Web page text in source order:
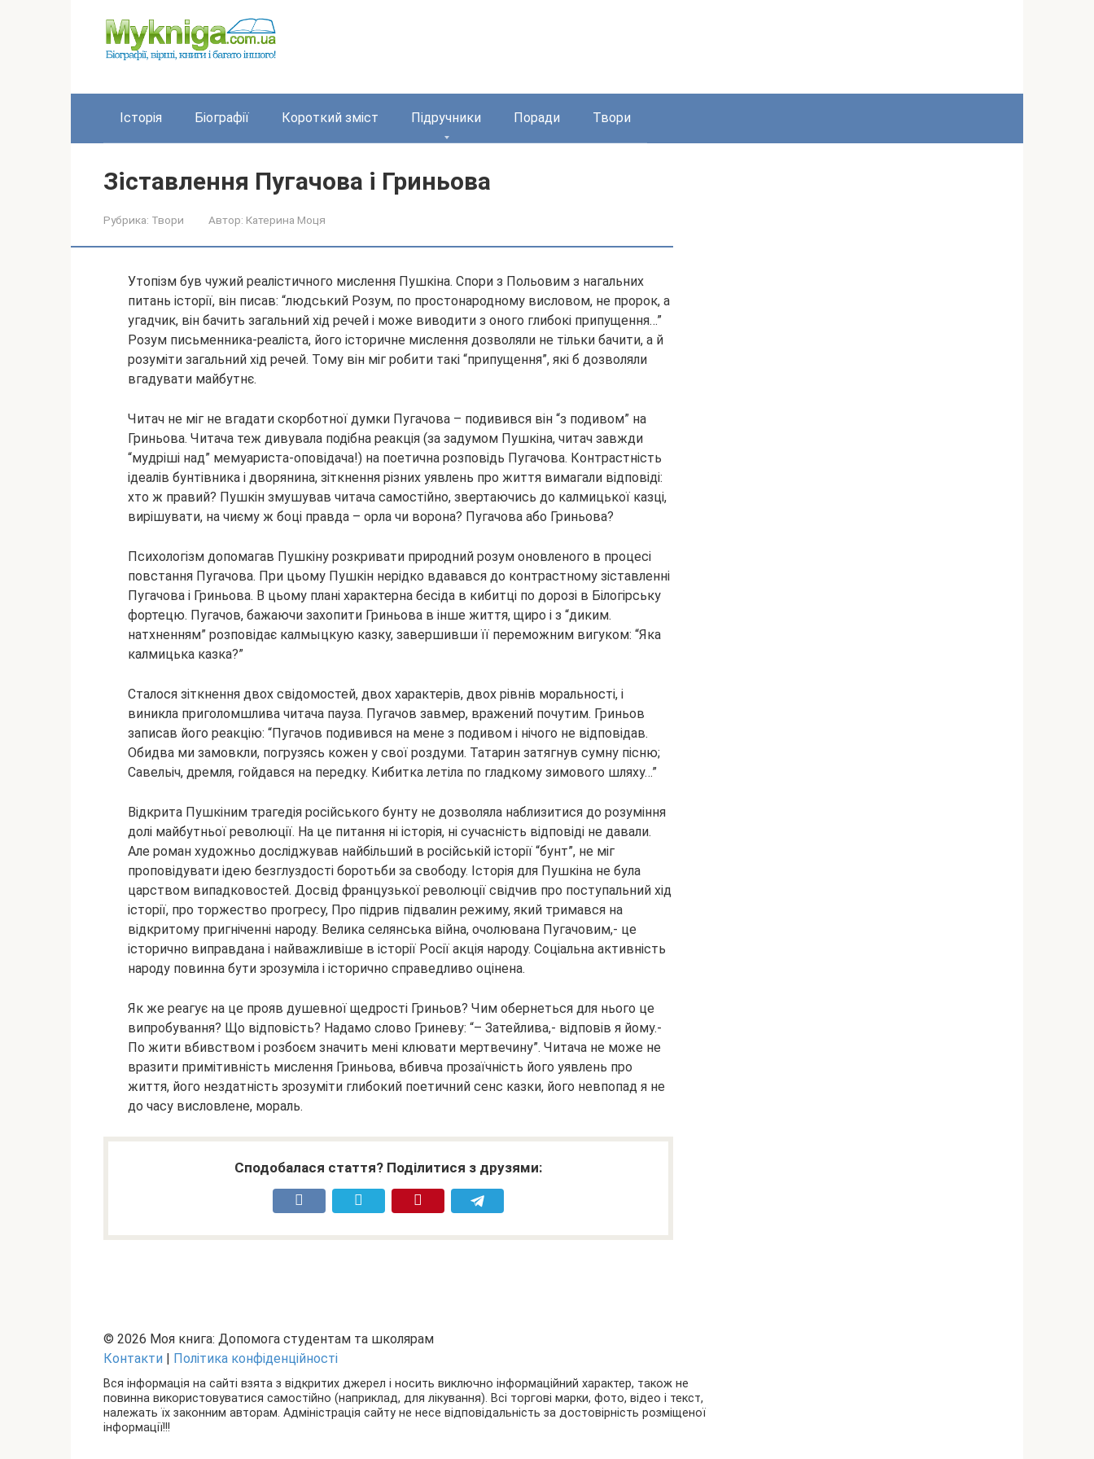
Історія Біографії Короткий зміст Підручники Поради Твори
Зіставлення Пугачова і Гриньова
Рубрика: Твори Автор: Катерина Моця
Утопізм був чужий реалістичного мислення Пушкіна. Спори з Польовим з нагальних
питань історії, він писав: “людський Розум, по простонародному висловом, не пророк, а
угадчик, він бачить загальний хід речей і може виводити з оного глибокі припущення…”
Розум письменника-реаліста, його історичне мислення дозволяли не тільки бачити, а й
розуміти загальний хід речей. Тому він міг робити такі “припущення”, які б дозволяли
вгадувати майбутнє.
Читач не міг не вгадати скорботної думки Пугачова – подивився він “з подивом” на
Гриньова. Читача теж дивувала подібна реакція (за задумом Пушкіна, читач завжди
“мудріші над” мемуариста-оповідача!) на поетична розповідь Пугачова. Контрастність
ідеалів бунтівника і дворянина, зіткнення різних уявлень про життя вимагали відповіді:
хто ж правий? Пушкін змушував читача самостійно, звертаючись до калмицької казці,
вирішувати, на чиєму ж боці правда – орла чи ворона? Пугачова або Гриньова?
Психологізм допомагав Пушкіну розкривати природний розум оновленого в процесі
повстання Пугачова. При цьому Пушкін нерідко вдавався до контрастному зіставленні
Пугачова і Гриньова. В цьому плані характерна бесіда в кибитці по дорозі в Білогірську
фортецю. Пугачов, бажаючи захопити Гриньова в інше життя, щиро і з “диким.
натхненням” розповідає калмыцкую казку, завершивши її переможним вигуком: “Яка
калмицька казка?”
Сталося зіткнення двох свідомостей, двох характерів, двох рівнів моральності, і
виникла приголомшлива читача пауза. Пугачов завмер, вражений почутим. Гриньов
записав його реакцію: “Пугачов подивився на мене з подивом і нічого не відповідав.
Обидва ми замовкли, погрузясь кожен у свої роздуми. Татарин затягнув сумну пісню;
Савельіч, дремля, гойдався на передку. Кибитка летіла по гладкому зимового шляху…”
Відкрита Пушкіним трагедія російського бунту не дозволяла наблизитися до розуміння
долі майбутньої революції. На це питання ні історія, ні сучасність відповіді не давали.
Але роман художньо досліджував найбільший в російській історії “бунт”, не міг
проповідувати ідею безглуздості боротьби за свободу. Історія для Пушкіна не була
царством випадковостей. Досвід французької революції свідчив про поступальний хід
історії, про торжество прогресу, Про підрив підвалин режиму, який тримався на
відкритому пригніченні народу. Велика селянська війна, очолювана Пугачовим,- це
історично виправдана і найважливіше в історії Росії акція народу. Соціальна активність
народу повинна бути зрозуміла і історично справедливо оцінена.
Як же реагує на це прояв душевної щедрості Гриньов? Чим обернеться для нього це
випробування? Що відповість? Надамо слово Гриневу: “– Затейлива,- відповів я йому.-
По жити вбивством і розбоєм значить мені клювати мертвечину”. Читача не може не
вразити примітивність мислення Гриньова, вбивча прозаїчність його уявлень про
життя, його нездатність зрозуміти глибокий поетичний сенс казки, його невпопад я не
до часу висловлене, мораль.
Сподобалася стаття? Поділитися з друзями:
© 2026 Моя книга: Допомога студентам та школярам
Контакти | Політика конфіденційності
Вся інформація на сайті взята з відкритих джерел і носить виключно інформаційний характер, також не
повинна використовуватися самостійно (наприклад, для лікування). Всі торгові марки, фото, відео і текст,
належать їх законним авторам. Адміністрація сайту не несе відповідальність за достовірність розміщеної
інформації!!!